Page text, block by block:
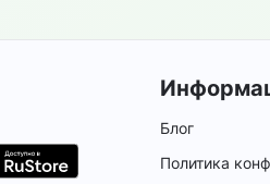
Блог
Политика